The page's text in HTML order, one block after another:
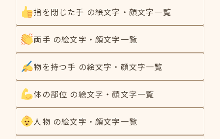
指を閉じた手 の絵文字・顔文字一覧
両手 の絵文字・顔文字一覧
物を持つ手 の絵文字・顔文字一覧
体の部位 の絵文字・顔文字一覧
人物 の絵文字・顔文字一覧